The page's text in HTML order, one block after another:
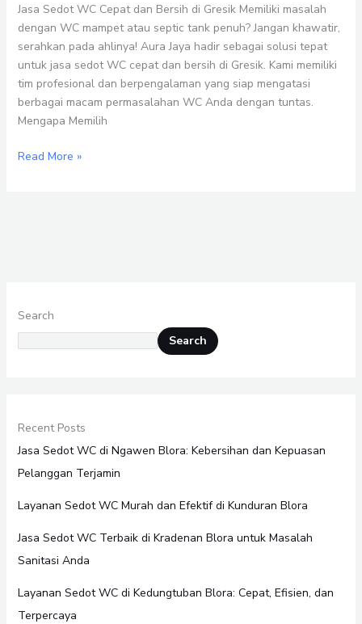
Jasa Sedot WC Cepat dan Bersih di Gresik Memiliki masalah
dengan WC mampet atau septic tank penuh? Jangan khawatir,
serahkan pada ahlinya! Aura Jaya hadir sebagai solusi tepat
untuk jasa sedot WC cepat dan bersih di Gresik. Kami memiliki
tim profesional dan berpengalaman yang siap mengatasi
berbagai macam permasalahan WC Anda dengan tuntas.
Mengapa Memilih
Bersih
di
Gresik
Read More »
Search
Search
Recent Posts
Jasa Sedot WC di Ngawen Blora: Kebersihan dan Kepuasan
Pelanggan Terjamin
Layanan Sedot WC Murah dan Efektif di Kunduran Blora
Jasa Sedot WC Terbaik di Kradenan Blora untuk Masalah
Sanitasi Anda
Layanan Sedot WC di Kedungtuban Blora: Cepat, Efisien, dan
Terpercaya